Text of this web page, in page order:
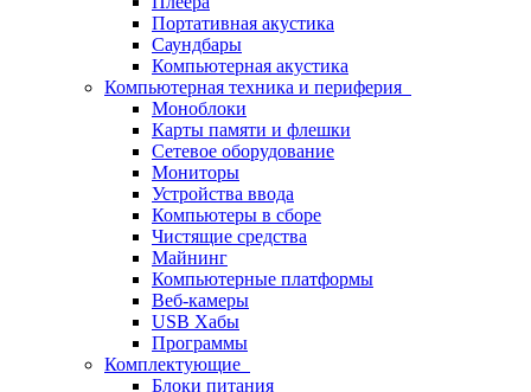
Портативная акустика
Саундбары
Компьютерная акустика
Компьютерная техника и периферия
Моноблоки
Карты памяти и флешки
Сетевое оборудование
Мониторы
Устройства ввода
Компьютеры в сборе
Чистящие средства
Майнинг
Компьютерные платформы
Веб-камеры
USB Хабы
Программы
Комплектующие
Блоки питания